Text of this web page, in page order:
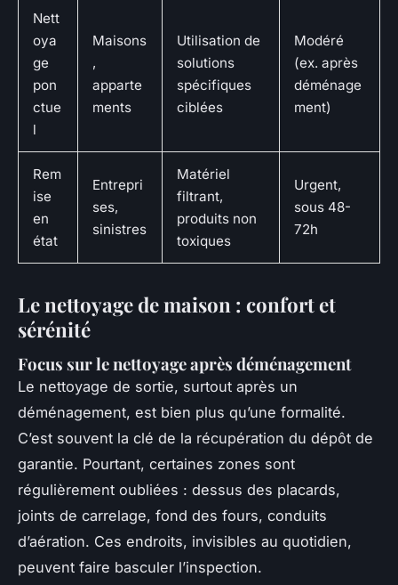
Nett
oya
ge
pon
ctue
l
Maisons
,
apparte
ments
Utilisation de
solutions
spécifiques
ciblées
Modéré
(ex. après
déménage
ment)
Rem
ise
en
état
Entrepri
ses,
sinistres
Matériel
filtrant,
produits non
toxiques
Urgent,
sous 48-
72h
Le nettoyage de maison : confort et
sérénité
Focus sur le nettoyage après déménagement
Le nettoyage de sortie, surtout après un
déménagement, est bien plus qu’une formalité.
C’est souvent la clé de la récupération du dépôt de
garantie. Pourtant, certaines zones sont
régulièrement oubliées : dessus des placards,
joints de carrelage, fond des fours, conduits
d’aération. Ces endroits, invisibles au quotidien,
peuvent faire basculer l’inspection.